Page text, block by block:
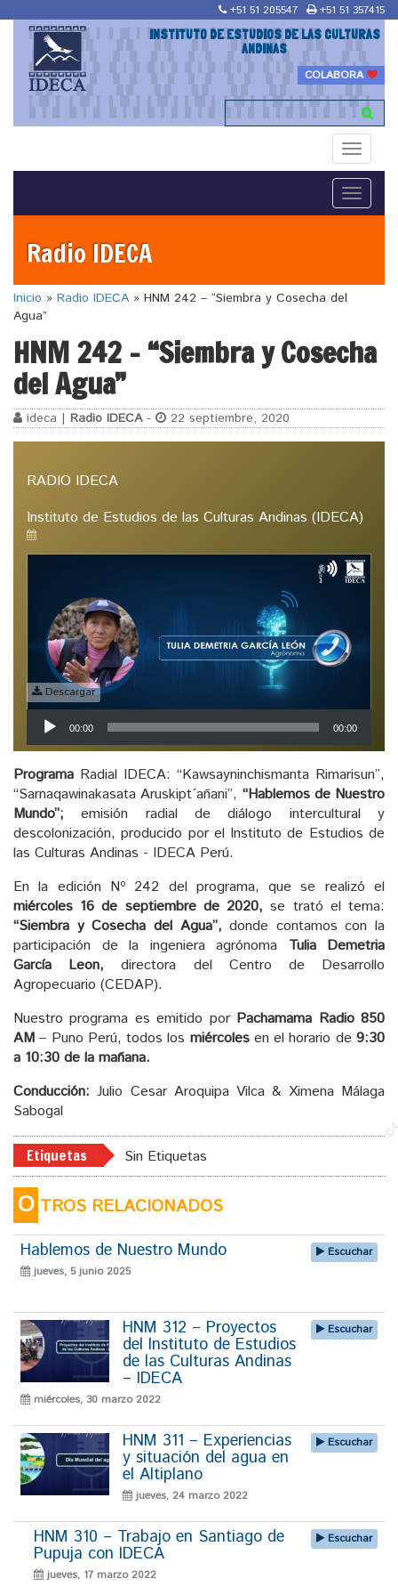
+51 51 205547 +51 51 357415
INSTITUTO DE ESTUDIOS DE LAS CULTURAS
ANDINAS
COLABORA
Toggle
Toggle
Radio IDECA
Inicio » Radio IDECA » HNM 242 – “Siembra y Cosecha del
Agua”
HNM 242 – “Siembra y Cosecha
del Agua”
ideca | Radio IDECA- 22 septiembre, 2020
RADIO IDECA
Instituto de Estudios de las Culturas Andinas (IDECA)
Descargar
Reproductor
de
audio
00:00 00:00
Programa Radial IDECA: “Kawsayninchismanta Rimarisun”,
“Sarnaqawinakasata Aruskipt´añani”, “Hablemos de Nuestro
Mundo”; emisión radial de diálogo intercultural y
descolonización, producido por el Instituto de Estudios de
las Culturas Andinas - IDECA Perú.
En la edición Nº 242 del programa, que se realizó el
miércoles 16 de septiembre de 2020, se trató el tema:
“Siembra y Cosecha del Agua”, donde contamos con la
participación de la ingeniera agrónoma Tulia Demetria
García Leon, directora del Centro de Desarrollo
Agropecuario (CEDAP).
Nuestro programa es emitido por Pachamama Radio 850
AM – Puno Perú, todos los miércolesen el horario de9:30
a 10:30 de la mañana.
Conducción: Julio Cesar Aroquipa Vilca & Ximena Málaga
Sabogal
Etiquetas Sin Etiquetas
O TROS RELACIONADOS
Hablemos de Nuestro Mundo
jueves, 5 junio 2025
Escuchar
HNM 312 – Proyectos
del Instituto de Estudios
de las Culturas Andinas
– IDECA
miércoles, 30 marzo 2022
Escuchar
HNM 311 – Experiencias
y situación del agua en
el Altiplano
jueves, 24 marzo 2022
Escuchar
HNM 310 – Trabajo en Santiago de
Pupuja con IDECA
jueves, 17 marzo 2022
Escuchar